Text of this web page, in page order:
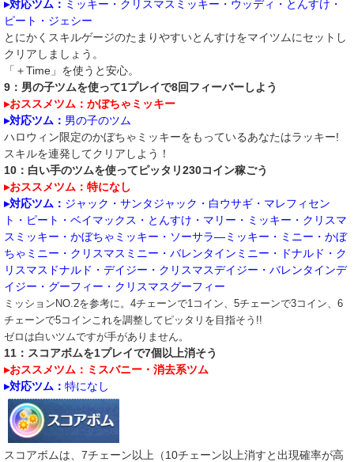
▸対応ツム： ミッキー・クリスマスミッキー・ウッディ・とんすけ・
ピート・ジェシー
とにかくスキルゲージのたまりやすいとんすけをマイツムにセットし
クリアしましょう。
「＋Time」を使うと安心。
9：男の子ツムを使って1プレイで8回フィーバーしよう
▸おススメツム：かぼちゃミッキー
▸対応ツム： 男の子のツム
ハロウィン限定のかぼちゃミッキーをもっているあなたはラッキー!
スキルを連発してクリアしよう！
10：白い手のツムを使ってピッタリ230コイン稼ごう
▸おススメツム：特になし
▸対応ツム： ジャック・サンタジャック・白ウサギ・マレフィセン
ト・ピート・ベイマックス・とんすけ・マリー・ミッキー・クリスマ
スミッキー・かぼちゃミッキー・ソーサラ―ミッキー・ミニー・かぼ
ちゃミニー・クリスマスミニー・バレンタインミニー・ドナルド・ク
リスマスドナルド・デイジー・クリスマスデイジー・バレンタインデ
イジー・グーフィー・クリスマスグーフィー​
ミッションNO.2を参考に。4チェーンで1コイン、5チェーンで3コイン、6
チェーンで5コインこれを調整してピッタリを目指そう!!
ゼロは白いツムですが手がありません。
11：スコアボムを1プレイで7個以上消そう
▸おススメツム：ミスバニー・消去系ツム
▸対応ツム： 特になし
スコアボムは、7チェーン以上（10チェーン以上消すと出現確率が高